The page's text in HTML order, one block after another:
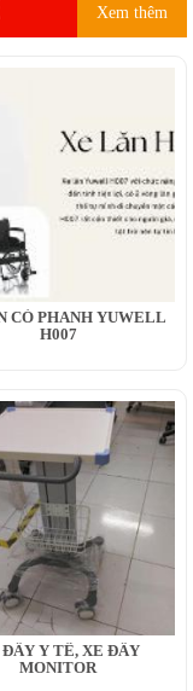
Xem thêm
CÓ PHANH YUWELL
H007
ĐẨY Y TẾ, XE ĐẨY
MONITOR